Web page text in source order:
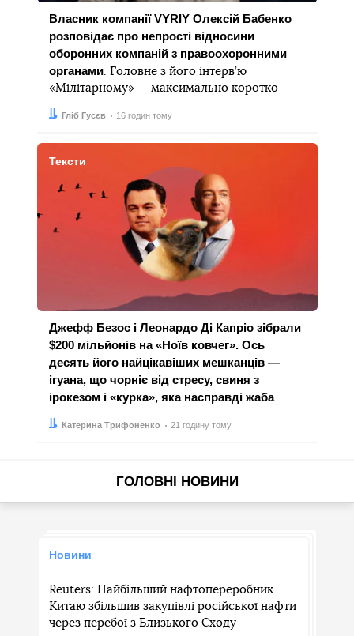
Власник компанії VYRIY Олексій Бабенко
розповідає про непрості відносини
оборонних компаній з правоохоронними
органами. Головне з його інтерв’ю
«Мілітарному» — максимально коротко
Автор:
Гліб Гусєв
Дата: 16 годин тому
Тексти
Джефф Безос і Леонардо Ді Капріо зібрали
$200 мільйонів на «Ноїв ковчег». Ось
десять його найцікавіших мешканців —
ігуана, що чорніє від стресу, свиня з
ірокезом і «курка», яка насправді жаба
Автор:
Катерина Трифоненко
Дата: 21 годину тому
ГОЛОВНІ НОВИНИ
Новини
Reuters: Найбільший нафтопереробник
Китаю збільшив закупівлі російської нафти
через перебої з Близького Сходу